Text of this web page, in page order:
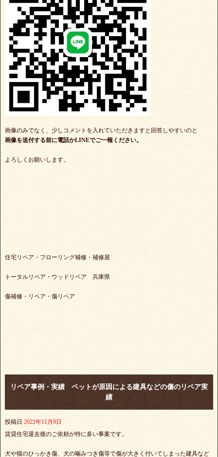
画像のみでなく、少しコメントを入れていただきますと回答しやすいのと
画像を送付する前に電話かLINEでご一報ください。
よろしくお願いします。
住宅リペア・フローリング補修・補修屋
トータルリペア・ウッドリペア 兵庫県
傷補修・リペア・傷リペア
リペア事例・実績 ペットが原因による建具などの傷のリペア実
績
投稿日 2022年11月9日
賃貸住宅退去後のご依頼が特に多い事案です。
犬や猫のひっかき傷、犬の噛みつき傷等で傷が大きく付いてしまった建具など